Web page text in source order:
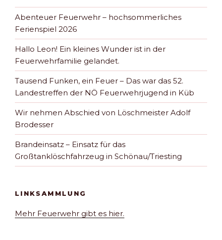
Abenteuer Feuerwehr – hochsommerliches
Ferienspiel 2026
Hallo Leon! Ein kleines Wunder ist in der
Feuerwehrfamilie gelandet.
Tausend Funken, ein Feuer – Das war das 52.
Landestreffen der NÖ Feuerwehrjugend in Küb
Wir nehmen Abschied von Löschmeister Adolf
Brodesser
Brandeinsatz – Einsatz für das
Großtanklöschfahrzeug in Schönau/Triesting
LINKSAMMLUNG
Mehr Feuerwehr gibt es hier.